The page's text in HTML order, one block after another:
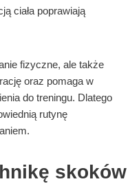
ciała poprawiają
fizyczne, ale także
oraz pomaga w
do treningu. Dlatego
rutynę
skoków